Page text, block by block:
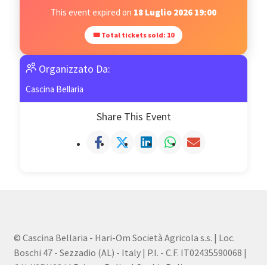
This event expired on 18 Luglio 2026 19:00
🎟 Total tickets sold: 10
Organizzato Da:
Cascina Bellaria
Share This Event
© Cascina Bellaria - Hari-Om Società Agricola s.s. | Loc.
Boschi 47 - Sezzadio (AL) - Italy | P.I. - C.F. IT02435590068 |